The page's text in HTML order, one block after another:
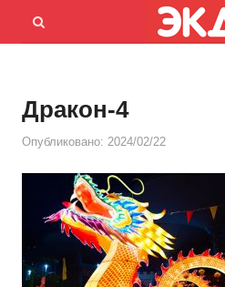
Menu
Открыть
Дракон-4
Опубликовано: 2024/02/22